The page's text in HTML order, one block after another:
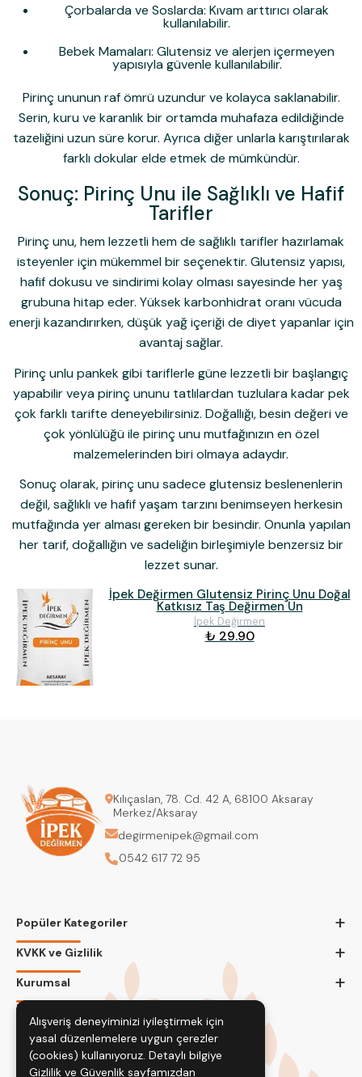
Çorbalarda ve Soslarda: Kıvam arttırıcı olarak
kullanılabilir.
Bebek Mamaları: Glutensiz ve alerjen içermeyen
yapısıyla güvenle kullanılabilir.
Pirinç ununun raf ömrü uzundur ve kolayca saklanabilir.
Serin, kuru ve karanlık bir ortamda muhafaza edildiğinde
tazeliğini uzun süre korur. Ayrıca diğer unlarla karıştırılarak
farklı dokular elde etmek de mümkündür.
Sonuç: Pirinç Unu ile Sağlıklı ve Hafif
Tarifler
Pirinç unu, hem lezzetli hem de sağlıklı tarifler hazırlamak
isteyenler için mükemmel bir seçenektir. Glutensiz yapısı,
hafif dokusu ve sindirimi kolay olması sayesinde her yaş
grubuna hitap eder. Yüksek karbonhidrat oranı vücuda
enerji kazandırırken, düşük yağ içeriği de diyet yapanlar için
avantaj sağlar.
Pirinç unlu pankek gibi tariflerle güne lezzetli bir başlangıç
yapabilir veya pirinç ununu tatlılardan tuzlulara kadar pek
çok farklı tarifte deneyebilirsiniz. Doğallığı, besin değeri ve
çok yönlülüğü ile pirinç unu mutfağınızın en özel
malzemelerinden biri olmaya adaydır.
Sonuç olarak,pirinç unusadece glutensiz beslenenlerin
değil, sağlıklı ve hafif yaşam tarzını benimseyen herkesin
mutfağında yer alması gereken bir besindir. Onunla yapılan
her tarif, doğallığın ve sadeliğin birleşimiyle benzersiz bir
lezzet sunar.
İpek Değirmen Glutensiz Pirinç Unu Doğal
Katkısız Taş Değirmen Un
İpek Değirmen
₺ 29.90
Kılıçaslan, 78. Cd. 42 A, 68100 Aksaray
Merkez/Aksaray
degirmenipek@gmail.com
0542 617 72 95
Popüler Kategoriler +
KVKK ve Gizlilik +
Kurumsal +
Bizi Takip Edin
Alışveriş deneyiminizi iyileştirmek için
yasal düzenlemelere uygun çerezler
(cookies) kullanıyoruz. Detaylı bilgiye
Gizlilik ve Güvenlik sayfamızdan